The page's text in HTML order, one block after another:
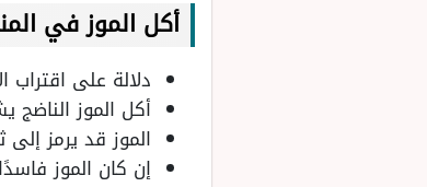
أكل الموز في
دلالة على
أكل الموز
الموز قد يرمز
إن كان الموز